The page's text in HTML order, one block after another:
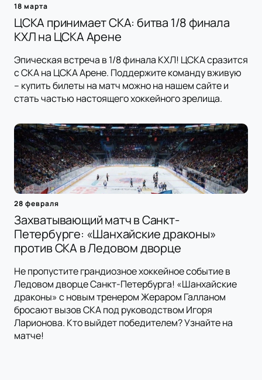
18 марта
ЦСКА принимает СКА: битва 1/8 финала
КХЛ на ЦСКА Арене
Эпическая встреча в 1/8 финала КХЛ! ЦСКА сразится
с СКА на ЦСКА Арене. Поддержите команду вживую
– купить билеты на матч можно на нашем сайте и
стать частью настоящего хоккейного зрелища.
28 февраля
Захватывающий матч в Санкт-
Петербурге: «Шанхайские драконы»
против СКА в Ледовом дворце
Не пропустите грандиозное хоккейное событие в
Ледовом дворце Санкт-Петербурга! «Шанхайские
драконы» с новым тренером Жераром Галланом
бросают вызов СКА под руководством Игоря
Ларионова. Кто выйдет победителем? Узнайте на
матче!